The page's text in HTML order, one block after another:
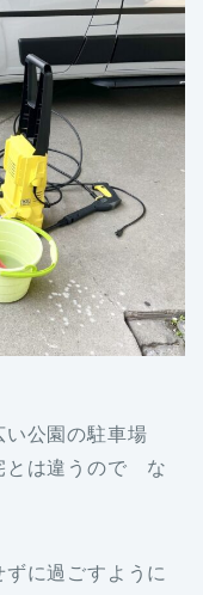
い公園の駐車場
とは違うので な
に過ごすように